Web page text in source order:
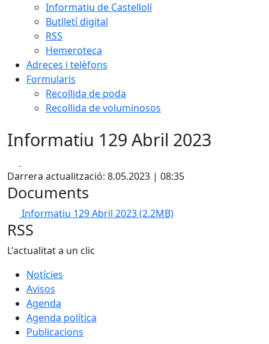
Informatiu de Castellolí
Butlletí digital
RSS
Hemeroteca
Adreces i telèfons
Formularis
Recollida de poda
Recollida de voluminosos
Informatiu 129 Abril 2023
Darrera actualització: 8.05.2023 | 08:35
Documents
Informatiu 129 Abril 2023(2.2MB)
RSS
L'actualitat a un clic
Notícies
Avisos
Agenda
Agenda política
Publicacions